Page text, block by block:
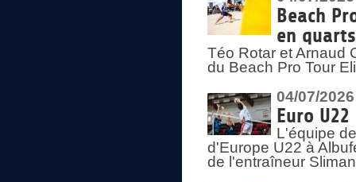
Beach
en quarts
Téo Rotar et Arnaud
du Beach Pro Tour
04/07/2026
Euro
L'équipe
d'Europe U22 à
de l'entraîneur